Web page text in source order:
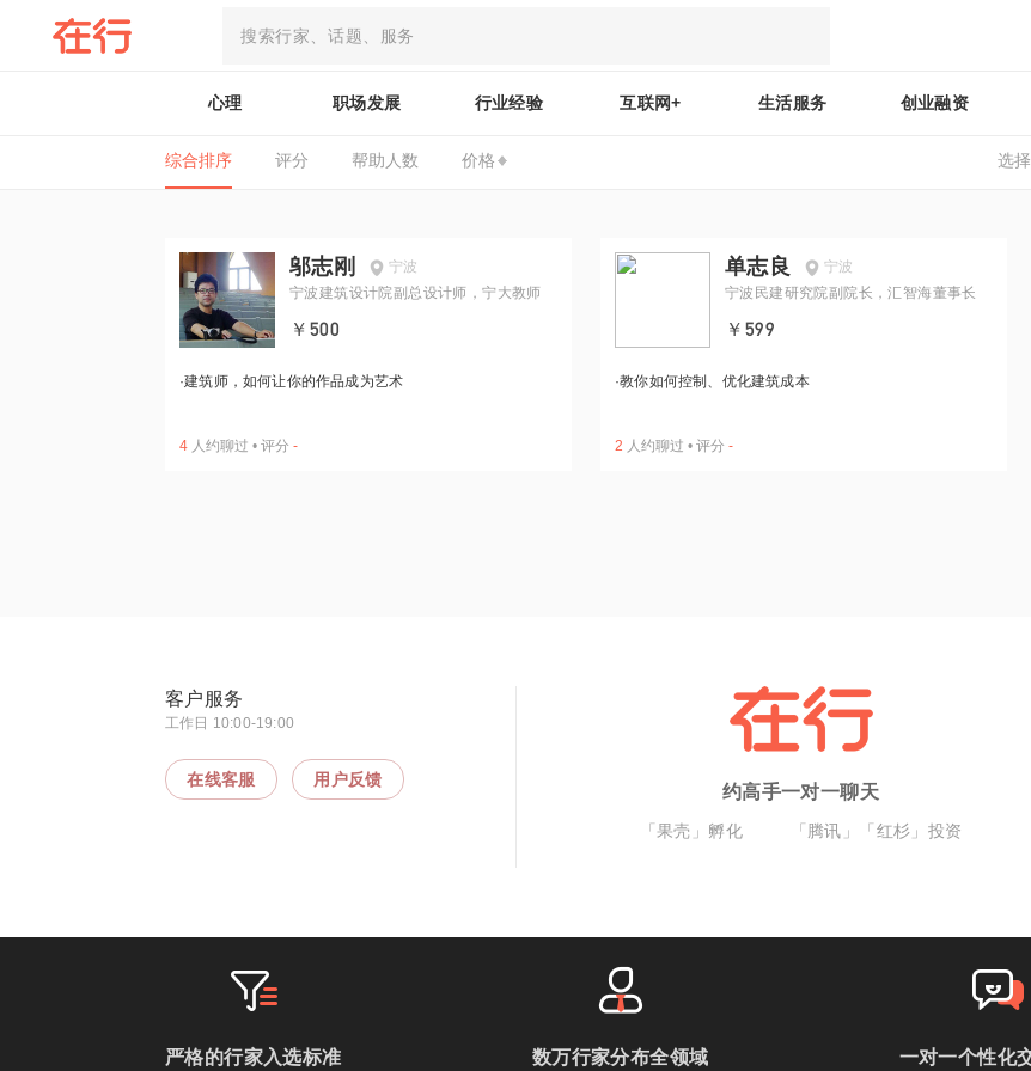
心理 职场发展 行业经验 互联网+ 生活服务 创业融资
综合排序 评分 帮助人数 价格 选
邬志刚
宁波
宁波建筑设计院副总设计师，宁大教师
￥500
·建筑师，如何让你的作品成为艺术
4 人约聊过 • 评分 -
单志良
宁波
宁波民建研究院副院长，汇智海董事长
￥599
·教你如何控制、优化建筑成本
2 人约聊过 • 评分 -
客户服务
工作日 10:00-19:00
在线客服 用户反馈
约高手一对一聊天
「果壳」孵化 「腾讯」「红杉」投资
严格的行家入选标准 数万行家分布全领域 一对一个性化